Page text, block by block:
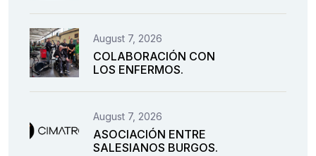
August 7, 2026
COLABORACIÓN CON
LOS ENFERMOS.
August 7, 2026
ASOCIACIÓN ENTRE
SALESIANOS BURGOS.